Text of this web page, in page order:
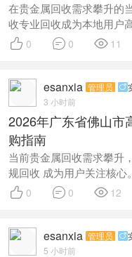
在贵金属回收需求攀升的
收专业回收成为本地用户
 0  0  11
esanxia 管理员 
3 小时前
2026年广东省佛山市
购指南
当前贵金属回收需求攀升
规回收 成为用户关注核心
 0  0  12
esanxia 管理员 
5 小时前